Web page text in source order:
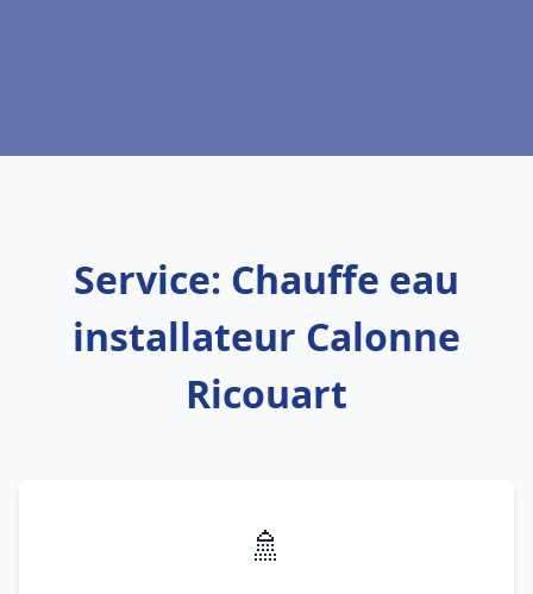
Service: Chauffe eau
installateur Calonne
Ricouart
🚿